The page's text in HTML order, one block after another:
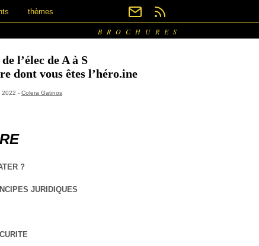
thèmes
BROCHURES
l’élec de A à S
dont vous êtes l’héro.ine
2022 - Colera Gatinos
?
JURIDIQUES